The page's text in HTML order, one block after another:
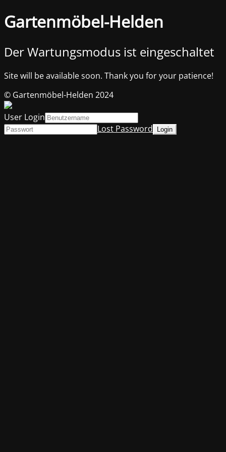
Gartenmöbel-Helden
Der Wartungsmodus ist eingeschaltet
Site will be available soon. Thank you for your patience!
© Gartenmöbel-Helden 2024
User Login
Lost Password